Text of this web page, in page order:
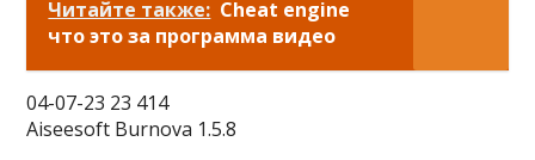
Читайте также: Cheat engine
что это за программа видео
04-07-23 23 414
Aiseesoft Burnova 1.5.8